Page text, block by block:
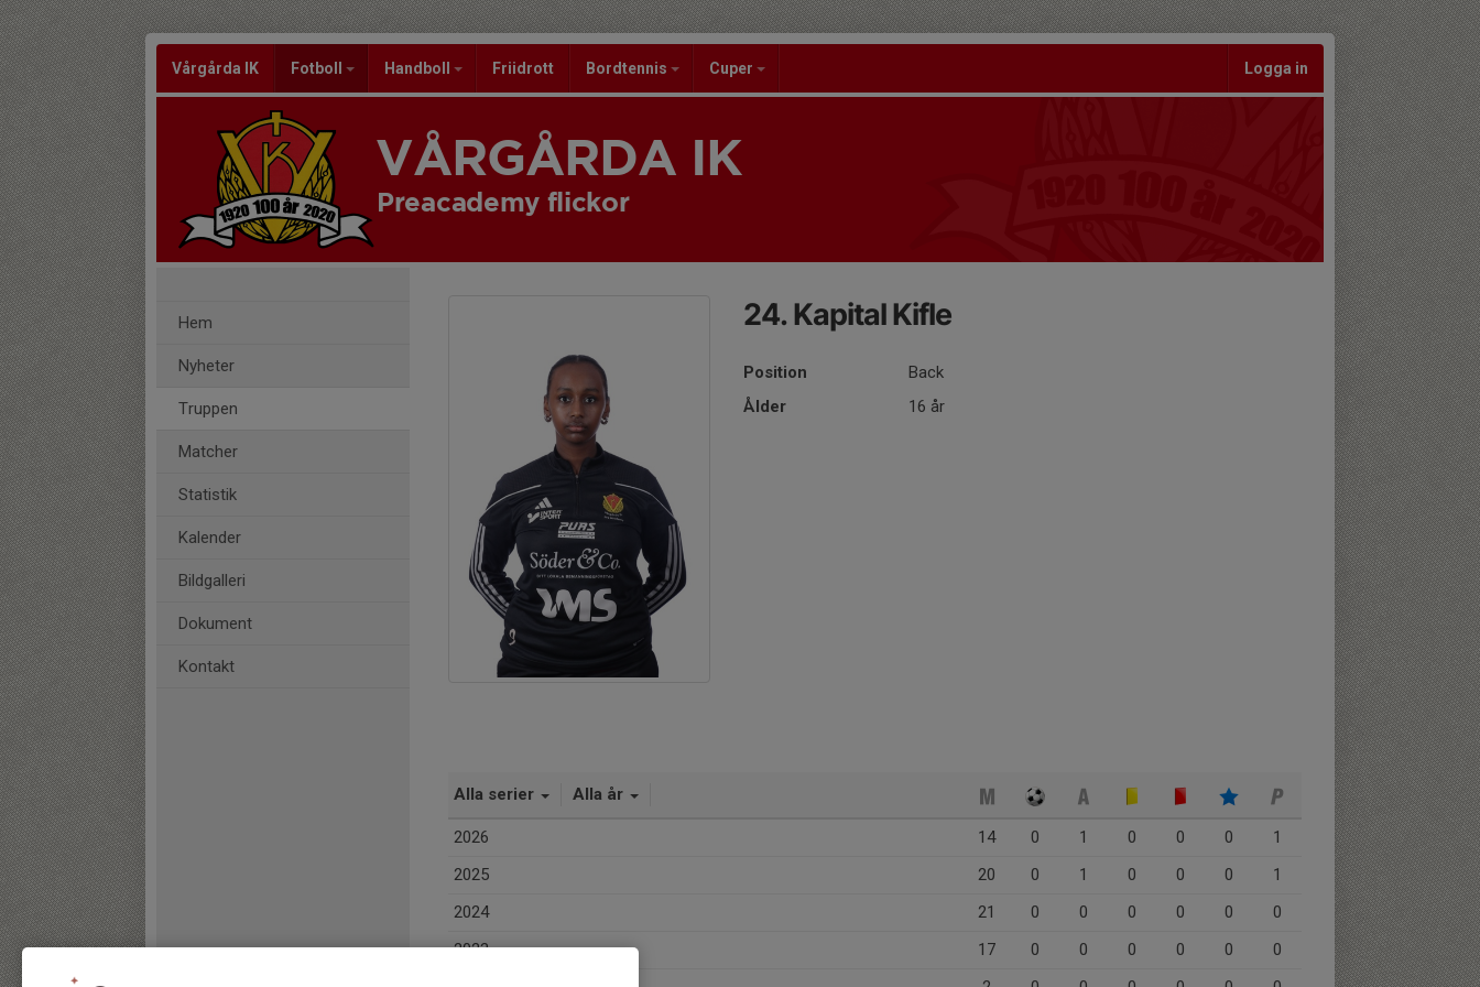
Vårgårda IK Fotboll Handboll Friidrott Bordtennis Cuper Logga in
VÅRGÅRDA IK
Preacademy flickor
Hem
Nyheter
Truppen
Matcher
Statistik
Kalender
Bildgalleri
Dokument
Kontakt
24. Kapital Kifle
Position
Back
Ålder
16 år
Alla serier Alla år
2026 14 0 1 0 0 0
1
2025
20 0 1 0 0 0
1
2024
21 0 0 0 0 0
0
2023
17 0 0 0 0 0
0